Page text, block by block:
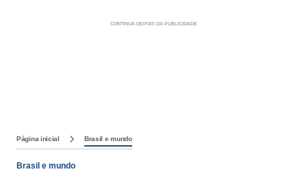
Página inicial Brasil e mundo
Brasil e mundo